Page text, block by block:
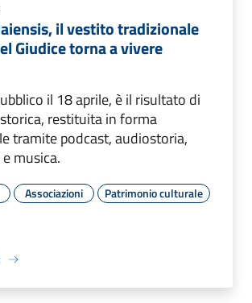
il vestito tradizionale
Giudice torna a vivere
il 18 aprile, è il risultato di
restituita in forma
tramite podcast, audiostoria,
musica.
Associazioni Patrimonio culturale